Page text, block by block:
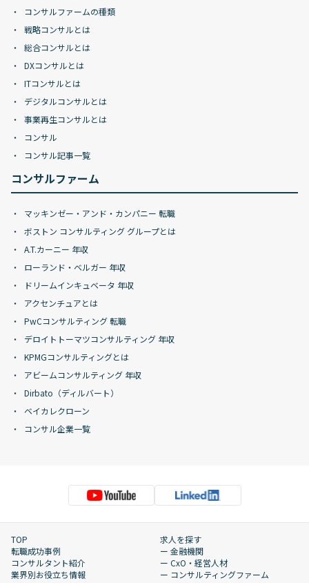
コンサルファームの種類
戦略コンサルとは
総合コンサルとは
DXコンサルとは
ITコンサルとは
デジタルコンサルとは
事業再生コンサルとは
コンサル
コンサル記事一覧
コンサルファーム
マッキンゼー・アンド・カンパニー 転職
ボストン コンサルティング グループとは
A.T.カーニー 年収
ローランド・ベルガー 年収
ドリームインキュベータ 年収
アクセンチュアとは
PwCコンサルティング 転職
デロイトトーマツコンサルティング 年収
KPMGコンサルティングとは
アビームコンサルティング 年収
Dirbato（ディルバート）
ベイカレクローン
コンサル企業一覧
TOP
転職成功事例
コンサルタント紹介
業界別お役立ち情報
求人を探す
ー 金融機関
ー CxO・経営人材
ー コンサルティングファーム